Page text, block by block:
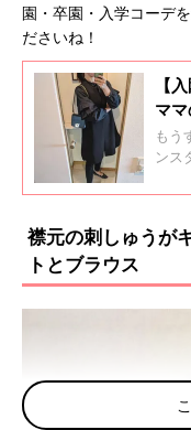
園・卒園・入学コーデ
ださいね！
【
マ
もう
ンス
ーン
そん
襟元の刺しゅうが
トとブラウス